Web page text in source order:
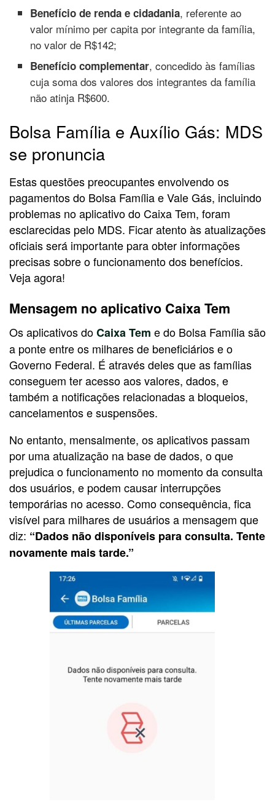
Benefício de renda e cidadania, referente ao
valor mínimo per capita por integrante da família,
no valor de R$142;
Benefício complementar, concedido às famílias
cuja soma dos valores dos integrantes da família
não atinja R$600.
Bolsa Família e Auxílio Gás: MDS
se pronuncia
Estas questões preocupantes envolvendo os
pagamentos do Bolsa Família e Vale Gás, incluindo
problemas no aplicativo do Caixa Tem, foram
esclarecidas pelo MDS. Ficar atento às atualizações
oficiais será importante para obter informações
precisas sobre o funcionamento dos benefícios.
Veja agora!
Mensagem no aplicativo Caixa Tem
Os aplicativos doCaixa Tem e do Bolsa Família são
a ponte entre os milhares de beneficiários e o
Governo Federal. É através deles que as famílias
conseguem ter acesso aos valores, dados, e
também a notificações relacionadas a bloqueios,
cancelamentos e suspensões.
No entanto, mensalmente, os aplicativos passam
por uma atualização na base de dados, o que
prejudica o funcionamento no momento da consulta
dos usuários, e podem causar interrupções
temporárias no acesso. Como consequência, fica
visível para milhares de usuários a mensagem que
diz: “Dados não disponíveis para consulta. Tente
novamente mais tarde.”